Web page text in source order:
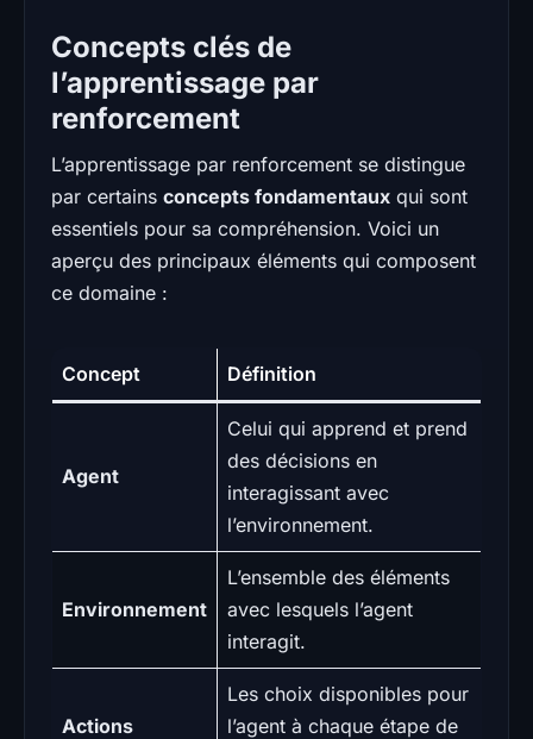
Concepts clés de
l’apprentissage par
renforcement
L’apprentissage par renforcement se distingue
par certains concepts fondamentaux qui sont
essentiels pour sa compréhension. Voici un
aperçu des principaux éléments qui composent
ce domaine :
Concept Définition
Agent
Celui qui apprend et prend
des décisions en
interagissant avec
l’environnement.
Environnement
L’ensemble des éléments
avec lesquels l’agent
interagit.
Actions
Les choix disponibles pour
l’agent à chaque étape de